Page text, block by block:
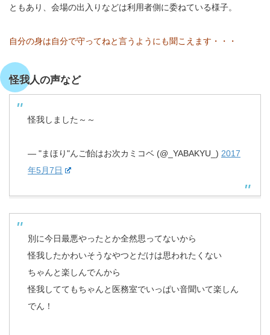
ともあり、会場の出入りなどは利用者側に委ねている様子。
自分の身は自分で守ってねと言うようにも聞こえます・・・
怪我人の声など
怪我しました～～
— "まほり"んご飴はお次カミコベ (@_YABAKYU_) 2017
年5月7日
別に今日最悪やったとか全然思ってないから
怪我したかわいそうなやつとだけは思われたくない
ちゃんと楽しんでんから
怪我しててもちゃんと医務室でいっぱい音聞いて楽しん
でん！